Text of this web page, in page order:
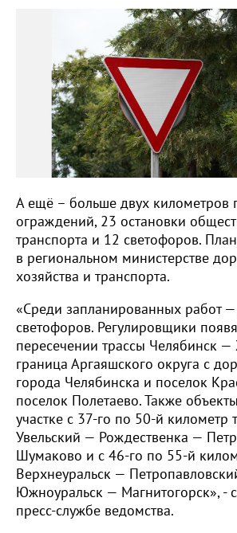
А ещё – больше двух километров
ограждений, 23 остановки
транспорта и 12 светофоров.
в региональном министерстве
хозяйства и транспорта.
«Среди запланированных работ —
светофоров. Регулировщики
пересечении трассы Челябинск
граница Аргаяшского округа с
города Челябинска и поселок
поселок Полетаево. Также
участке с 37-го по 50-й километр
Увельский — Рождественка —
Шумаково и с 46-го по 55-й
Верхнеуральск —
Южноуральск — Магнитогорск», -
пресс-службе ведомства.